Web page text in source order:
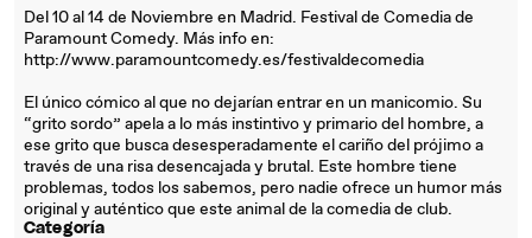
Del 10 al 14 de Noviembre en Madrid. Festival de Comedia de
Paramount Comedy. Más info en:
http://www.paramountcomedy.es/festivaldecomedia
El único cómico al que no dejarían entrar en un manicomio. Su
“grito sordo” apela a lo más instintivo y primario del hombre, a
ese grito que busca desesperadamente el cariño del prójimo a
través de una risa desencajada y brutal. Este hombre tiene
problemas, todos los sabemos, pero nadie ofrece un humor más
original y auténtico que este animal de la comedia de club.
Categoría